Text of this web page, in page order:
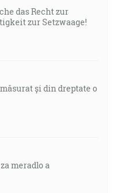
das Recht zur
zur Setzwaage!
și din dreptate o
meradlo a